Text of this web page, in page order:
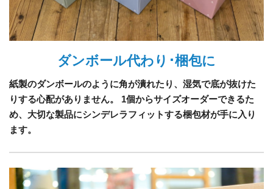
ダンボール代わり･梱包に
紙製のダンボールのように角が潰れたり、湿気で底が抜けた
りする心配がありません。 1個からサイズオーダーできるた
め、大切な製品にシンデレラフィットする梱包材が手に入り
ます。